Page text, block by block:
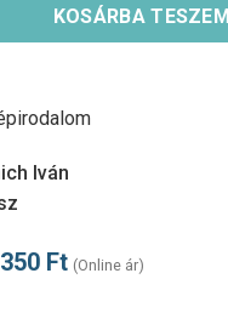
KOSÁRBA TESZEM
Iván
Ft (Online ár)